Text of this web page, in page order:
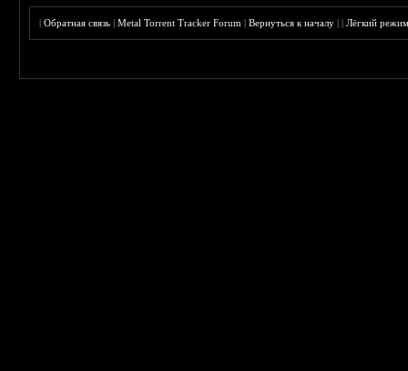
|Обратная связь |Metal Torrent Tracker Forum |Вернуться к началу ||Лёгкий